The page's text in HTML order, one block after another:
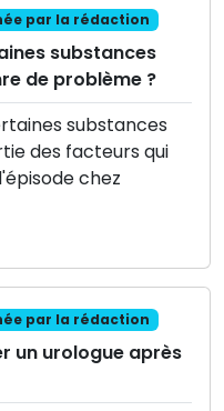
par la rédaction
substances
de problème ?
substances
des facteurs qui
chez
par la rédaction
un urologue après